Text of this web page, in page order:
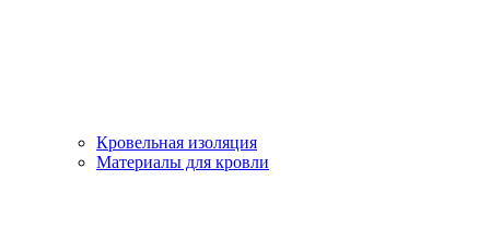
Кровельная изоляция
Материалы для кровли